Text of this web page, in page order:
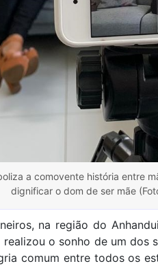
a comovente história entre
dignificar o dom de ser mãe
na região do
realizou o sonho de um dos
comum entre todos os